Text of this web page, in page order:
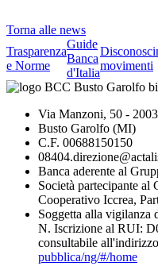
Torna alle news
Trasparenza
e Norme
Guide
Banca
d'Italia
movimenti
Via Manzoni, 50 -
Busto Garolfo (MI)
C.F. 00688150150
Banca aderente al
Società partecipante
Cooperativo Iccrea,
Soggetta alla vigilanza
N. Iscrizione al RUI:
consultabile all'indirizzo
pubblica/ng/#/home